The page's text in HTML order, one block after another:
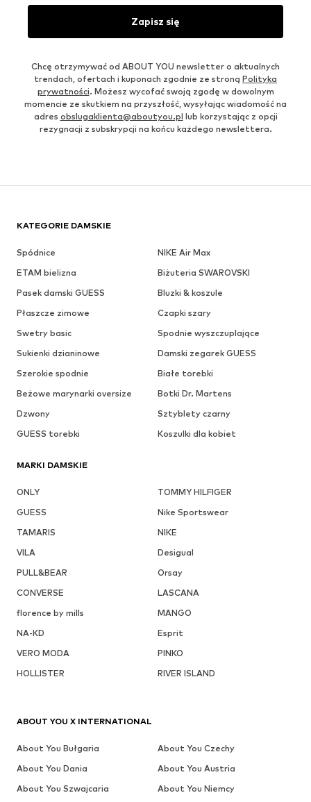
Zapisz się
Chcę otrzymywać od ABOUT YOU newsletter o aktualnych
trendach, ofertach i kuponach zgodnie ze stroną Polityka
prywatności. Możesz wycofać swoją zgodę w dowolnym
momencie ze skutkiem na przyszłość, wysyłając wiadomość na
adres obslugaklienta@aboutyou.pl lub korzystając z opcji
rezygnacji z subskrypcji na końcu każdego newslettera.
KATEGORIE DAMSKIE
Spódnice
NIKE Air Max
ETAM bielizna
Biżuteria SWAROVSKI
Pasek damski GUESS
Bluzki & koszule
Płaszcze zimowe
Czapki szary
Swetry basic
Spodnie wyszczuplające
Sukienki dzianinowe
Damski zegarek GUESS
Szerokie spodnie
Białe torebki
Beżowe marynarki oversize
Botki Dr. Martens
Dzwony
Sztyblety czarny
GUESS torebki
Koszulki dla kobiet
MARKI DAMSKIE
ONLY
TOMMY HILFIGER
GUESS
Nike Sportswear
TAMARIS
NIKE
VILA
Desigual
PULL&BEAR
Orsay
CONVERSE
LASCANA
florence by mills
MANGO
NA-KD
Esprit
VERO MODA
PINKO
HOLLISTER
RIVER ISLAND
ABOUT YOU X INTERNATIONAL
About You Bułgaria
About You Czechy
About You Dania
About You Austria
About You Szwajcaria
About You Niemcy